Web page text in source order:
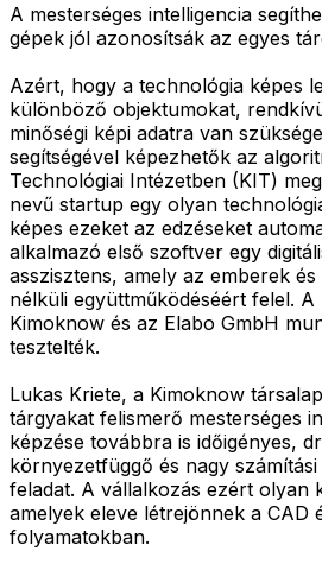
A mesterséges intelligencia
gépek jól azonosítsák az egyes
Azért, hogy a technológia képes
különböző objektumokat,
minőségi képi adatra van
segítségével képezhetők az
Technológiai Intézetben (KIT)
nevű startup egy olyan
képes ezeket az edzéseket
alkalmazó első szoftver egy
asszisztens, amely az emberek
nélküli együttműködéséért felel.
Kimoknow és az Elabo GmbH
tesztelték.
Lukas Kriete, a Kimoknow
tárgyakat felismerő mesterséges
képzése továbbra is időigényes,
környezetfüggő és nagy
feladat. A vállalkozás ezért olyan
amelyek eleve létrejönnek a CAD
folyamatokban.